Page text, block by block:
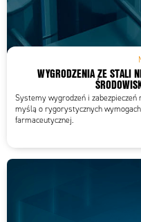
WYGRODZENIA ZE STALI
Systemy wygrodzeń i zabezpieczeń
myślą o rygorystycznych
farmaceutycznej.